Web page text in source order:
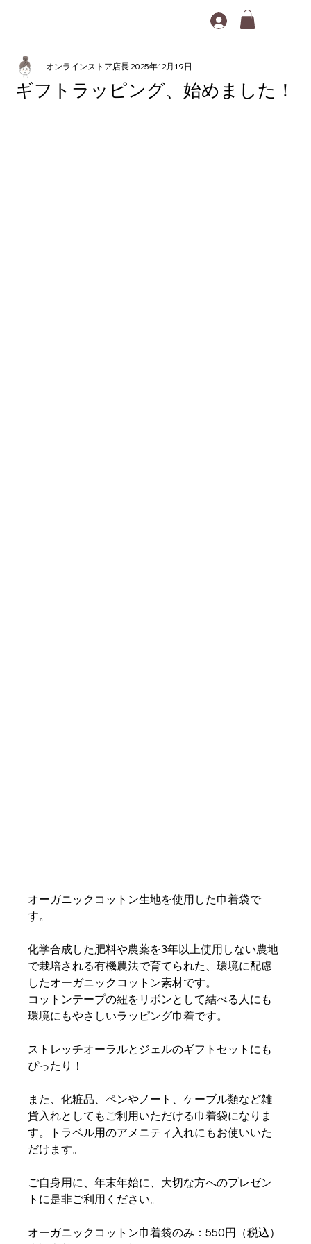
ギフトラッピング、始めました！
オンラインストア店長2025年12月19日
オーガニックコットン生地を使用した巾着袋で
す。
化学合成した肥料や農薬を3年以上使用しない農地
で栽培される有機農法で育てられた、環境に配慮
したオーガニックコットン素材です。
コットンテープの紐をリボンとして結べる人にも
環境にもやさしいラッピング巾着です。
ストレッチオーラルとジェルのギフトセットにも
ぴったり！
また、化粧品、ペンやノート、ケーブル類など雑
貨入れとしてもご利用いただける巾着袋になりま
す。トラベル用のアメニティ入れにもお使いいた
だけます。
ご自身用に、年末年始に、大切な方へのプレゼン
トに是非ご利用ください。
オーガニックコットン巾着袋のみ：550円（税込）